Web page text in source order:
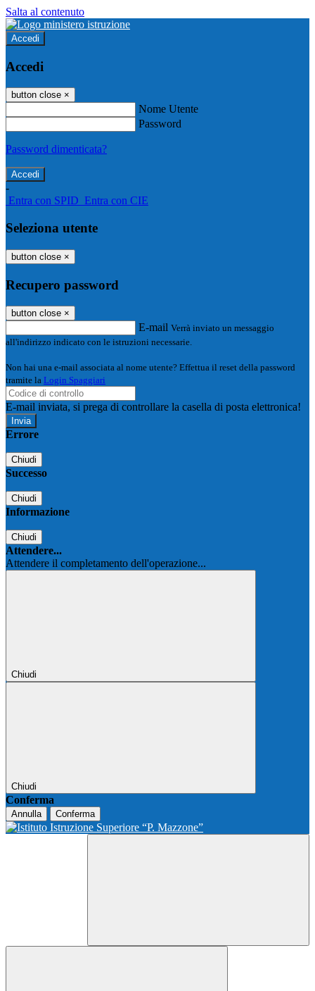
Salta al contenuto
Accedi
Accedi
button close ×
Nome Utente
Password
Password dimenticata?
-
Entra con SPID Entra con CIE
Seleziona utente
button close ×
Recupero password
button close ×
E-mail Verrà inviato un messaggio
all'indirizzo indicato con le istruzioni necessarie.
Non hai una e-mail associata al nome utente? Effettua il reset della password
tramite la Login Spaggiari
E-mail inviata, si prega di controllare la casella di posta elettronica!
Errore
Chiudi
Successo
Chiudi
Informazione
Chiudi
Attendere...
Attendere il completamento dell'operazione...
Chiudi
Chiudi
Conferma
Annulla Conferma